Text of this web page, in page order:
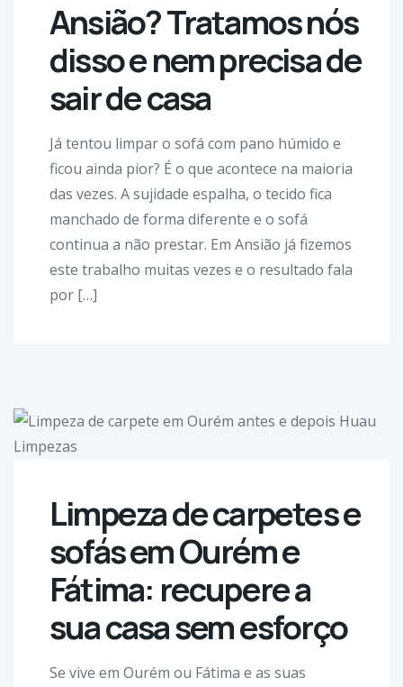
Ansião? Tratamos nós
disso e nem precisa de
sair de casa
Já tentou limpar o sofá com pano húmido e
ficou ainda pior? É o que acontece na maioria
das vezes. A sujidade espalha, o tecido fica
manchado de forma diferente e o sofá
continua a não prestar. Em Ansião já fizemos
este trabalho muitas vezes e o resultado fala
por […]
Limpeza de carpetes e
sofás em Ourém e
Fátima: recupere a
sua casa sem esforço
Se vive em Ourém ou Fátima e as suas